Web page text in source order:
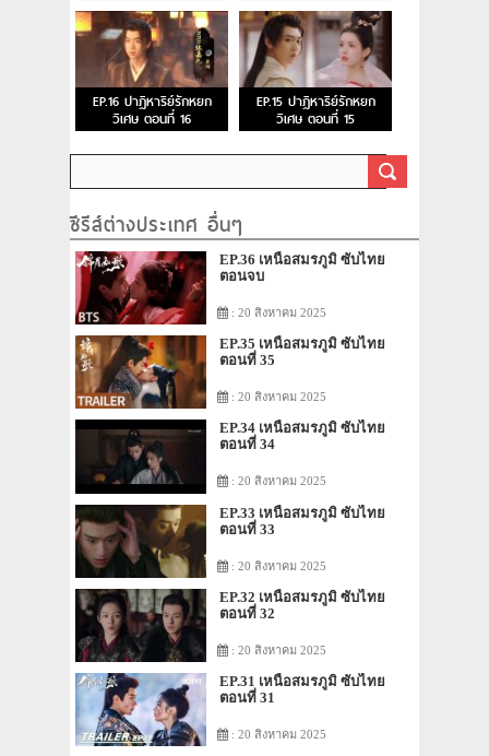
EP.16 ปาฏิหาริย์รักหยก
วิเศษ ตอนที่ 16
EP.15 ปาฏิหาริย์รักหยก
วิเศษ ตอนที่ 15
ซีรีส์ต่างประเทศ อื่นๆ
EP.36 เหนือสมรภูมิ ซับไทย
ตอนจบ
: 20 สิงหาคม 2025
EP.35 เหนือสมรภูมิ ซับไทย
ตอนที่ 35
: 20 สิงหาคม 2025
EP.34 เหนือสมรภูมิ ซับไทย
ตอนที่ 34
: 20 สิงหาคม 2025
EP.33 เหนือสมรภูมิ ซับไทย
ตอนที่ 33
: 20 สิงหาคม 2025
EP.32 เหนือสมรภูมิ ซับไทย
ตอนที่ 32
: 20 สิงหาคม 2025
EP.31 เหนือสมรภูมิ ซับไทย
ตอนที่ 31
: 20 สิงหาคม 2025